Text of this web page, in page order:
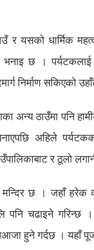
र यसको धार्मिक
भनाइ छ ।
निर्माण सकिएको
अन्य ठाउँमा पनि
अहिले
र ठूलो
छ । जहाँ हरेक
पनि चढाइने गरिन्छ ।
हुने गर्दछ । यहाँ